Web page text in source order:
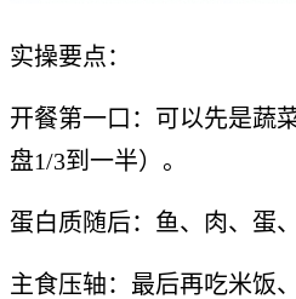
实操要点：
开餐第一口：可以先是蔬
盘1/3到一半）。
蛋白质随后：鱼、肉、蛋
主食压轴：最后再吃米饭